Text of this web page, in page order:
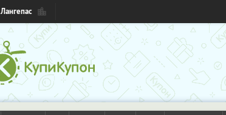
Лангепас